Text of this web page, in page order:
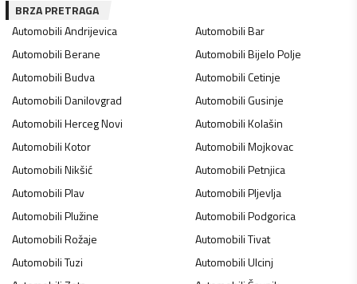
BRZA PRETRAGA
AutomobiliAndrijevica AutomobiliBar
AutomobiliBerane AutomobiliBijelo Polje
AutomobiliBudva AutomobiliCetinje
AutomobiliDanilovgrad AutomobiliGusinje
AutomobiliHerceg Novi AutomobiliKolašin
AutomobiliKotor AutomobiliMojkovac
AutomobiliNikšić AutomobiliPetnjica
AutomobiliPlav AutomobiliPljevlja
AutomobiliPlužine AutomobiliPodgorica
AutomobiliRožaje AutomobiliTivat
AutomobiliTuzi AutomobiliUlcinj